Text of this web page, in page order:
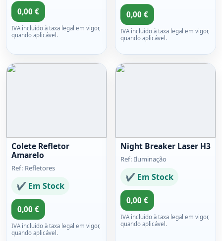
0,00 €
IVA incluído à taxa legal em vigor,
quando aplicável.
0,00 €
IVA incluído à taxa legal em vigor,
quando aplicável.
Colete Refletor
Amarelo
Ref: Refletores
✔ Em Stock
0,00 €
IVA incluído à taxa legal em vigor,
quando aplicável.
Night Breaker Laser H3
Ref: Iluminação
✔ Em Stock
0,00 €
IVA incluído à taxa legal em vigor,
quando aplicável.